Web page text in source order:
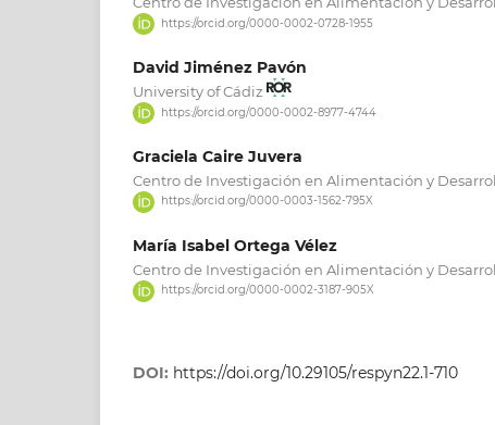
https://orcid.org/0000-0002-0728-1955
David Jiménez Pavón
University of Cádiz
https://orcid.org/0000-0002-8977-4744
Graciela Caire Juvera
Centro de Investigación en Alimentación y
https://orcid.org/0000-0003-1562-795X
María Isabel Ortega Vélez
Centro de Investigación en Alimentación y
https://orcid.org/0000-0002-3187-905X
DOI: https://doi.org/10.29105/respyn22.1-710